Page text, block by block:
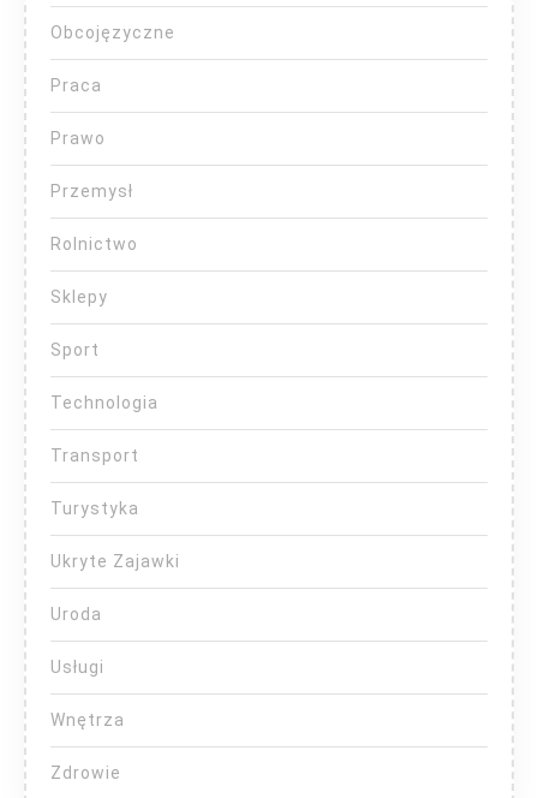
Obcojęzyczne
Praca
Prawo
Przemysł
Rolnictwo
Sklepy
Sport
Technologia
Transport
Turystyka
Ukryte Zajawki
Uroda
Usługi
Wnętrza
Zdrowie